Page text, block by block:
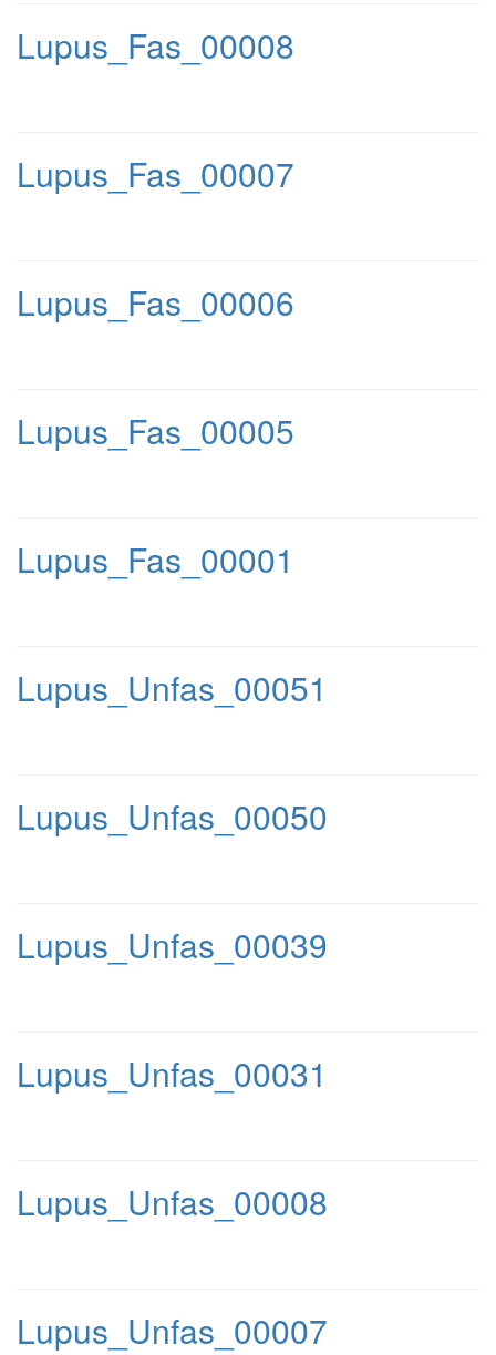
Lupus_Fas_00008
Lupus_Fas_00007
Lupus_Fas_00006
Lupus_Fas_00005
Lupus_Fas_00001
Lupus_Unfas_00051
Lupus_Unfas_00050
Lupus_Unfas_00039
Lupus_Unfas_00031
Lupus_Unfas_00008
Lupus_Unfas_00007